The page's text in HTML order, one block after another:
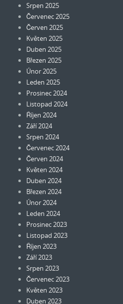
Srpen 2025
Červenec 2025
Červen 2025
Květen 2025
Duben 2025
Březen 2025
Únor 2025
Leden 2025
Prosinec 2024
Listopad 2024
Říjen 2024
Září 2024
Srpen 2024
Červenec 2024
Červen 2024
Květen 2024
Duben 2024
Březen 2024
Únor 2024
Leden 2024
Prosinec 2023
Listopad 2023
Říjen 2023
Září 2023
Srpen 2023
Červenec 2023
Květen 2023
Duben 2023